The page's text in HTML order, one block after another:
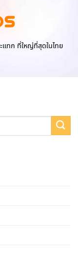
แทก ที่ใหญ่ที่สุดในไทย